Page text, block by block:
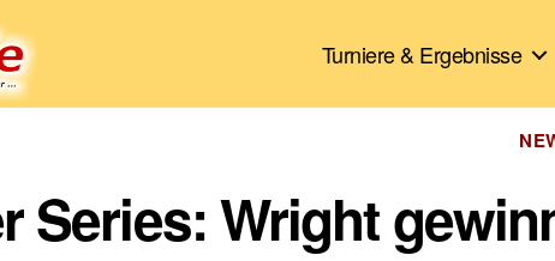
Turniere & Ergebnisse
Series: Wright